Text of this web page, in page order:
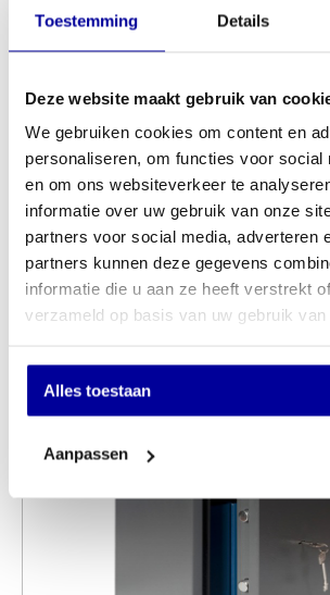
Toestemming Details
Deze website maakt gebruik van
We gebruiken cookies om content en
personaliseren, om functies voor social
en om ons websiteverkeer te
informatie over uw gebruik van onze
partners voor social media, adverteren
partners kunnen deze gegevens
informatie die u aan ze heeft verstrekt
verzameld op basis van uw gebruik
Alles toestaan
Aanpassen
Inwendige afmetingen 520 x 365 x
RDW kluizen RDW kluizen
Andere kochten ook: